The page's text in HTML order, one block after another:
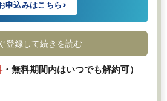
申込みはこちら
登録して続きを読む
・無料期間内はいつでも解約可）